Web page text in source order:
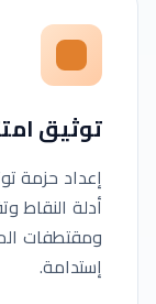
توثيق
إعداد حزمة
أدلة النقاط
ومقتطفات
إستدامة.